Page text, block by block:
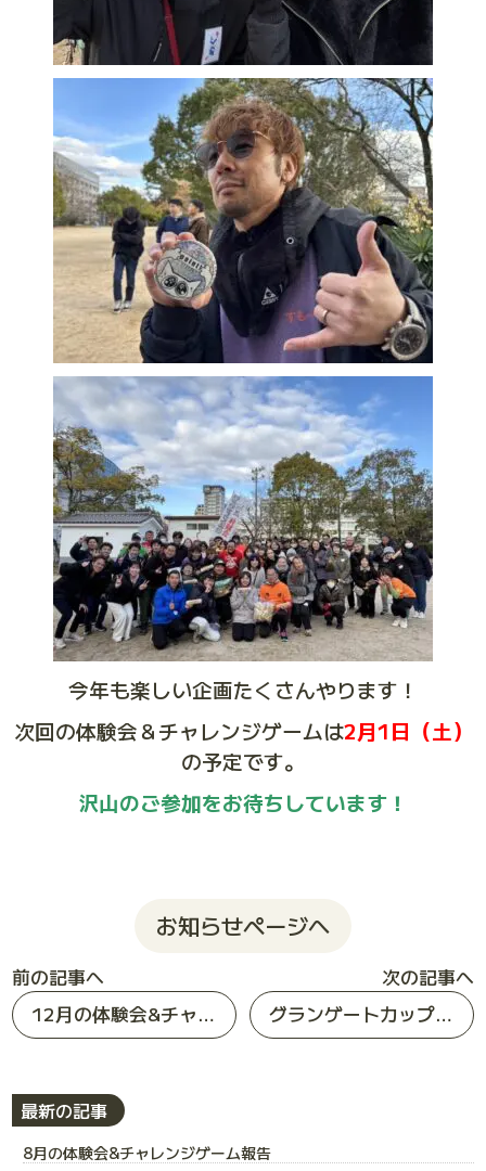
今年も楽しい企画たくさんやります！
次回の体験会＆チャレンジゲームは2月1日（土）
の予定です。
沢山のご参加をお待ちしています！
お知らせページへ
前の記事へ
12月の体験会&チャレンジゲーム報告
次の記事へ
グランゲートカップ第1回街モル選手権大会in Rivace無事に終了しました
最新の記事
8月の体験会&チャレンジゲーム報告